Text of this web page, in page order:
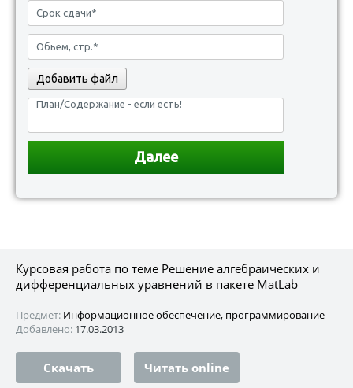
Добавить файл
Курсовая работа по теме Решение алгебраических и
дифференциальных уравнений в пакете MatLab
Предмет: Информационное обеспечение, программирование
Добавлено: 17.03.2013
Скачать Читать online